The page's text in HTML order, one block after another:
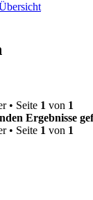
• Seite 1 von 1
Ergebnisse
• Seite 1 von 1